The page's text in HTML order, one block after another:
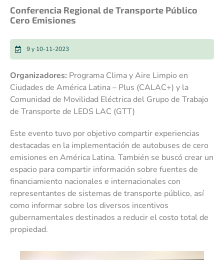
Conferencia Regional de Transporte Público
Cero Emisiones
9 y 10-11-2023
Organizadores: Programa Clima y Aire Limpio en
Ciudades de América Latina – Plus (CALAC+) y la
Comunidad de Movilidad Eléctrica del Grupo de Trabajo
de Transporte de LEDS LAC (GTT)
Este evento tuvo por objetivo compartir experiencias
destacadas en la implementación de autobuses de cero
emisiones en América Latina. También se buscó crear un
espacio para compartir información sobre fuentes de
financiamiento nacionales e internacionales con
representantes de sistemas de transporte público, así
como informar sobre los diversos incentivos
gubernamentales destinados a reducir el costo total de
propiedad.